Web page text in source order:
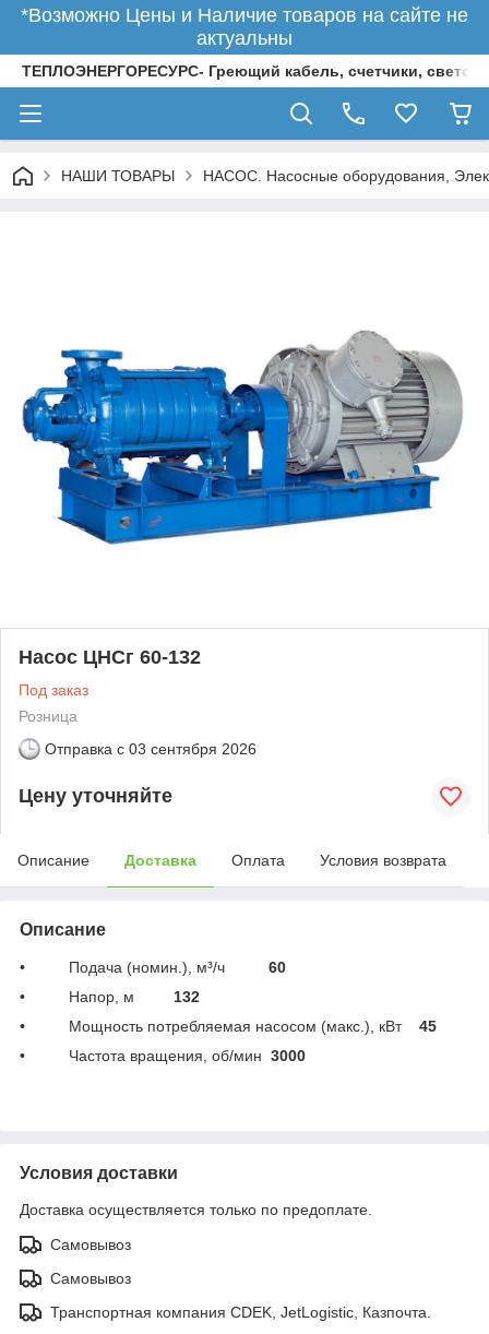
*Возможно Цены и Наличие товаров на сайте не
актуальны
ТЕПЛОЭНЕРГОРЕСУРС- Греющий кабель, счетчики,
НАШИ ТОВАРЫ НАСОС. Насосные оборудования,
Насос ЦНСг 60-132
Под заказ
Розница
Отправка с 03 сентября 2026
Цену уточняйте
Описание Доставка Оплата Условия возврата
Описание
• Подача (номин.), м³/ч 60
• Напор, м 132
• Мощность потребляемая насосом (макс.), кВт 45
• Частота вращения, об/мин 3000
Условия доставки
Доставка осуществляется только по предоплате.
Самовывоз
Самовывоз
Транспортная компания CDEK, JetLogistic, Казпочта.